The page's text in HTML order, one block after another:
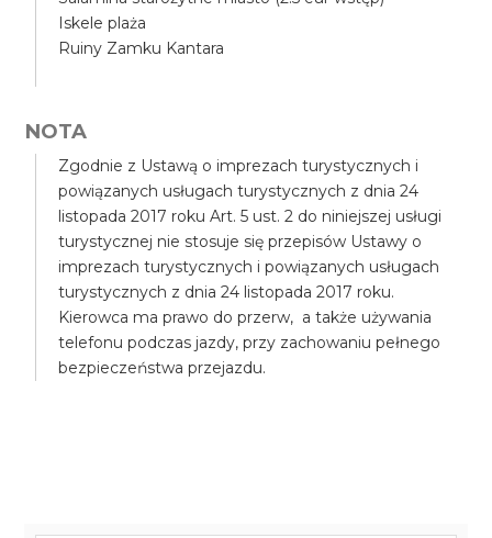
Iskele plaża
Ruiny Zamku Kantara
NOTA
Zgodnie z Ustawą o imprezach turystycznych i
powiązanych usługach turystycznych z dnia 24
listopada 2017 roku Art. 5 ust. 2 do niniejszej usługi
turystycznej nie stosuje się przepisów Ustawy o
imprezach turystycznych i powiązanych usługach
turystycznych z dnia 24 listopada 2017 roku.
Kierowca ma prawo do przerw, a także używania
telefonu podczas jazdy, przy zachowaniu pełnego
bezpieczeństwa przejazdu.